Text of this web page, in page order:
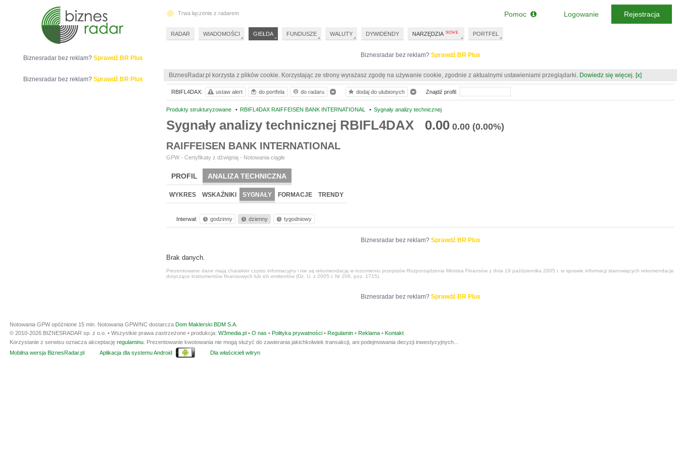
Biznesradar bez reklam? Sprawdź BR Plus
BiznesRadar.pl korzysta z plików cookie. Korzystając ze strony wyrażasz zgodę na używanie cookie, zgodnie z aktualnymi ustawieniami przeglądarki. Dowiedz się więcej. [x]
Produkty strukturyzowane • RBIFL4DAX RAIFFEISEN BANK INTERNATIONAL • Sygnały analizy technicznej
Sygnały analizy technicznej RBIFL4DAX 0.00 0.00 (0.00%)
RAIFFEISEN BANK INTERNATIONAL
GPW - Certyfikaty z dźwignią - Notowania ciągłe
PROFIL ANALIZA TECHNICZNA
WYKRES WSKAŹNIKI SYGNAŁY FORMACJE TRENDY
Interwał: godzinny dzienny tygodniowy
Biznesradar bez reklam? Sprawdź BR Plus
Brak danych.
Prezentowane dane mają charakter czysto informacyjny i nie są rekomendacją w rozumieniu przepisów Rozporządzenia Ministra Finansów z dnia 19 października 2005 r. w sprawie informacji stanowiących rekomendacje
dotyczące instrumentów finansowych lub ich emitentów (Dz. U. z 2005 r. Nr 206, poz. 1715).
Biznesradar bez reklam? Sprawdź BR Plus
RBIFL4DAX: ustaw alert do portfela do radaru dodaj do ulubionych Znajdź profil:
Biznesradar bez reklam? Sprawdź BR Plus
Biznesradar bez reklam? Sprawdź BR Plus
Trwa łączenie z radarem
RADAR WIADOMOŚCI GIEŁDA FUNDUSZE WALUTY DYWIDENDY NARZĘDZIA PORTFEL
Pomoc Logowanie Rejestracja
Notowania GPW opóźnione 15 min. Notowania GPW/NC dostarcza Dom Maklerski BDM S.A.
© 2010-2026 BIZNESRADAR sp. z o.o. • Wszystkie prawa zastrzeżone • produkcja: W3media.pl • O nas • Polityka prywatności • Regulamin • Reklama • Kontakt
Korzystanie z serwisu oznacza akceptację regulaminu . Prezentowanie kwotowania nie mogą służyć do zawierania jakichkolwiek transakcji, ani podejmowania decyzji inwestycyjnych...
Mobilna wersja BiznesRadar.pl
Aplikacja dla systemu Android Dla właścicieli witryn